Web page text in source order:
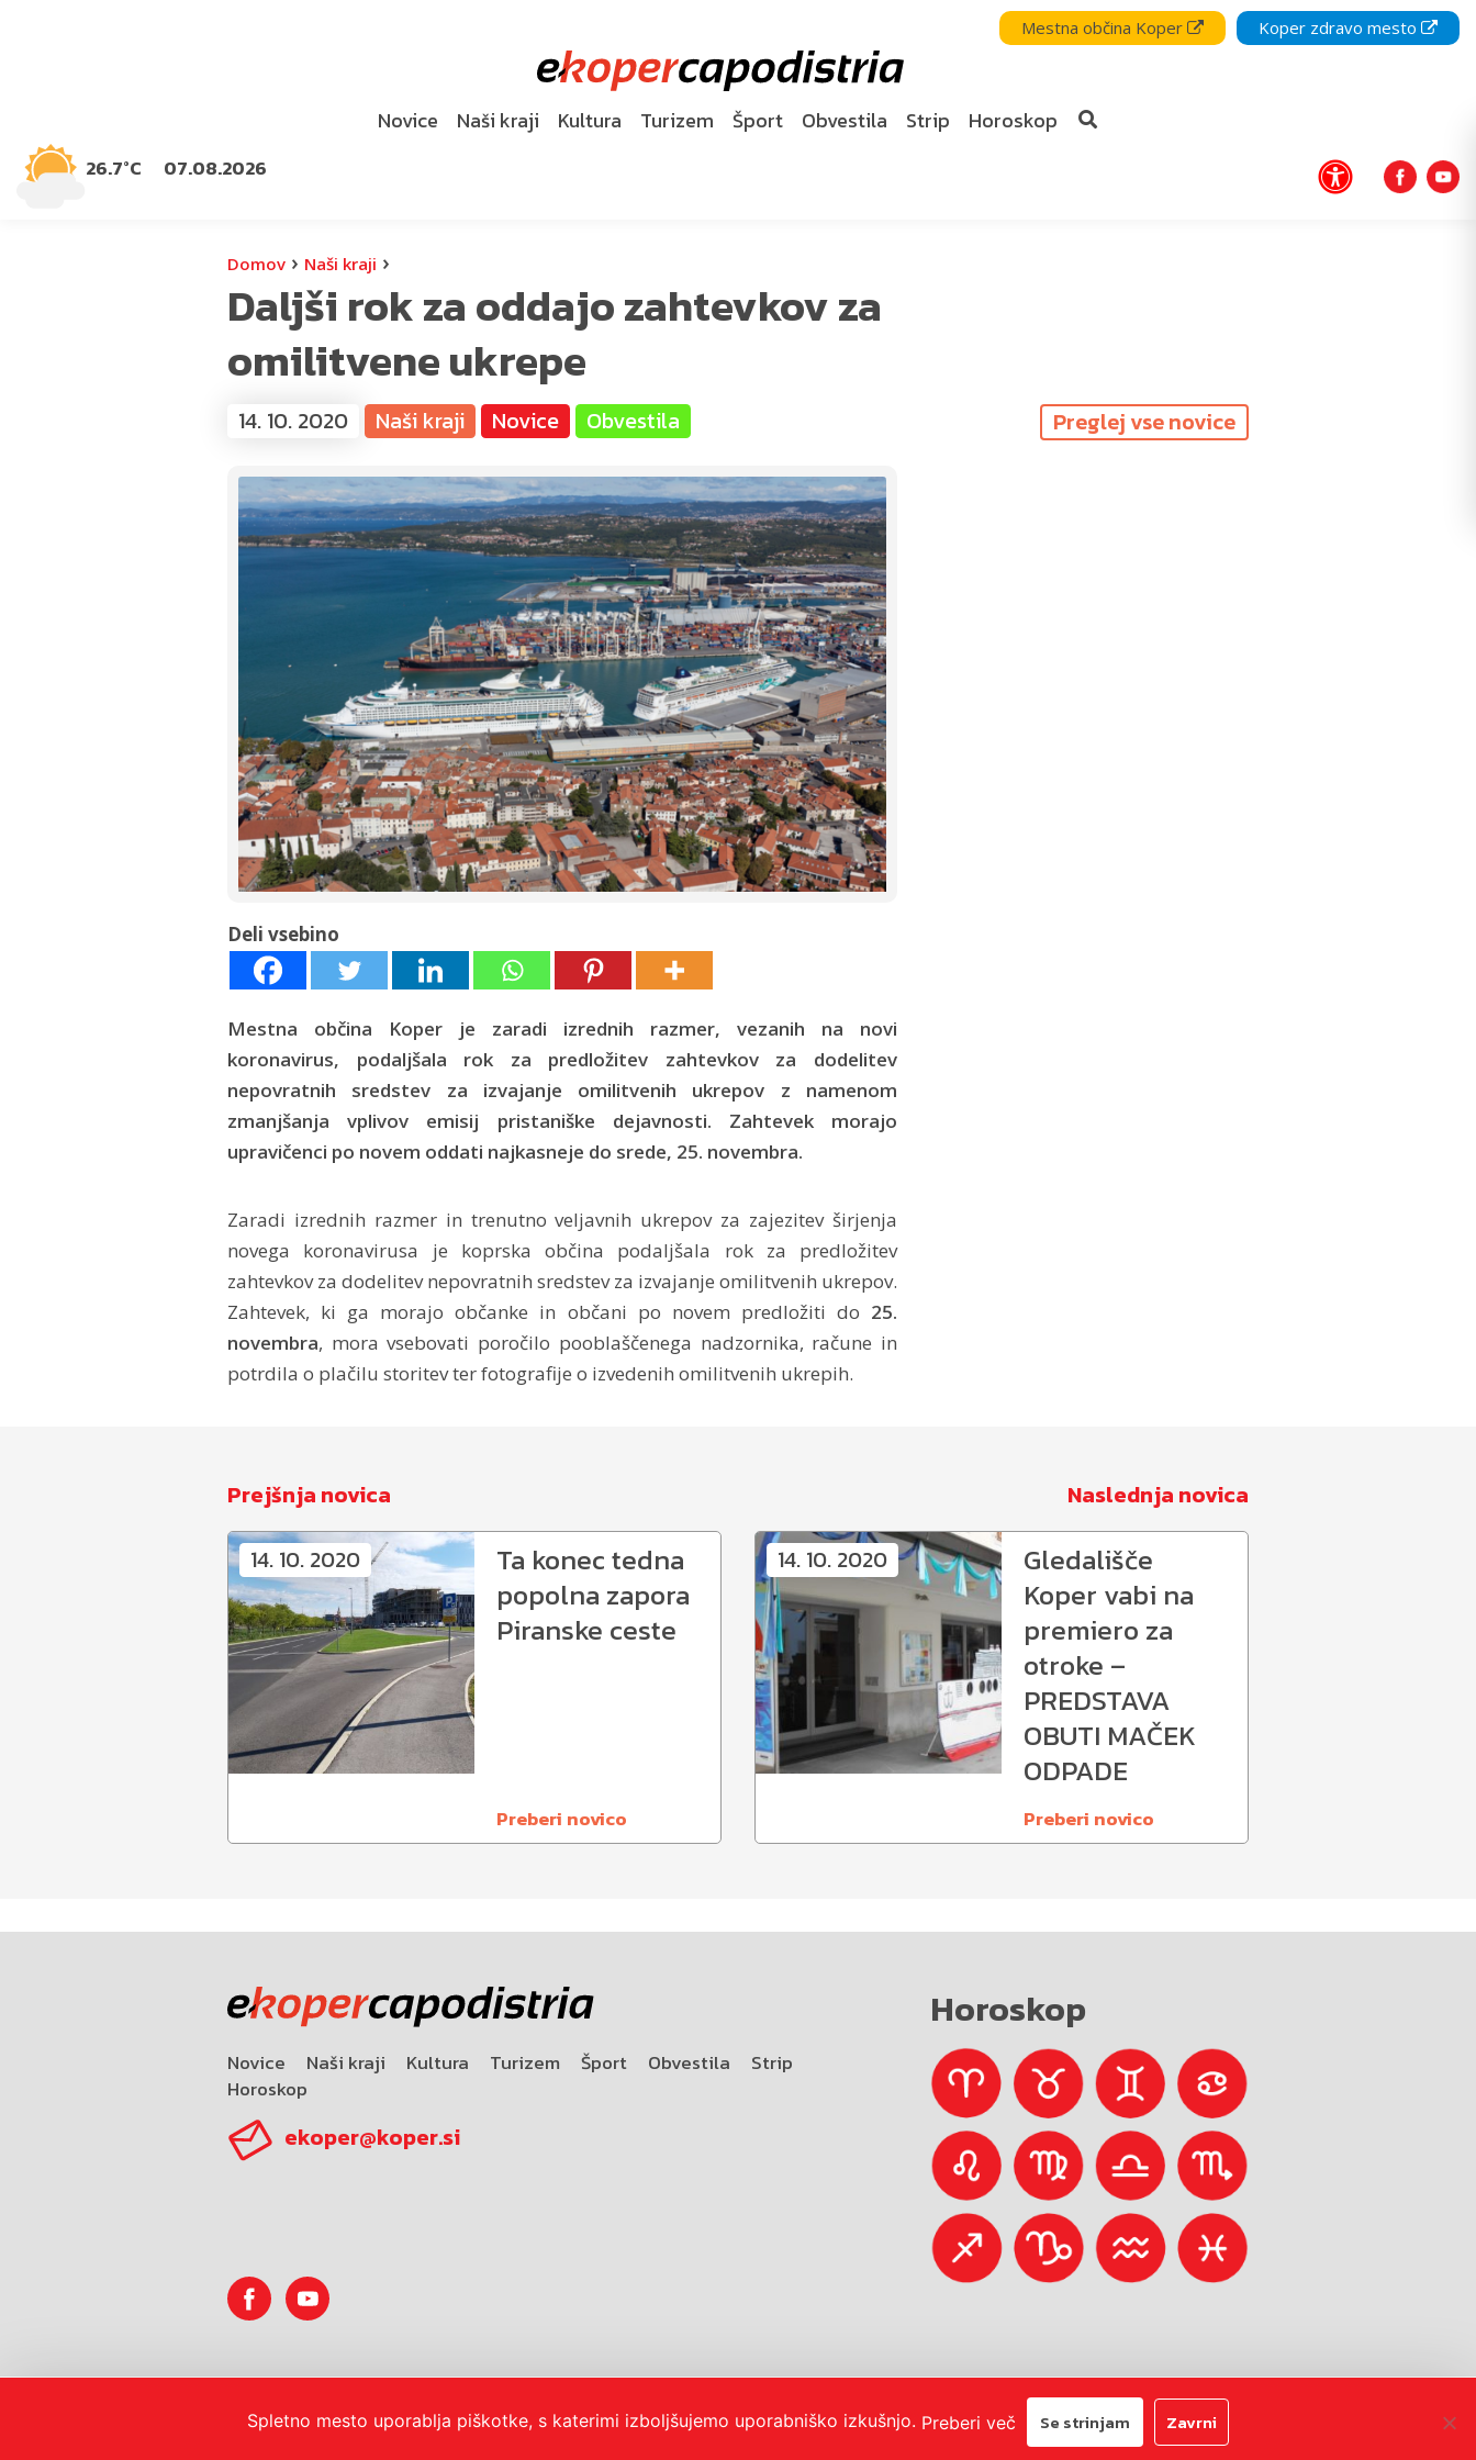
Mestna občina Koper Koper zdravo mesto
26.7°C 07.08.2026
Novice Naši kraji Kultura Turizem Šport Obvestila Strip Horoskop
Domov › Naši kraji ›
Daljši rok za oddajo zahtevkov za
omilitvene ukrepe
14. 10. 2020 Naši kraji Novice Obvestila Preglej vse novice
Deli vsebino
Mestna občina Koper je zaradi izrednih razmer, vezanih na novi
koronavirus, podaljšala rok za predložitev zahtevkov za dodelitev
nepovratnih sredstev za izvajanje omilitvenih ukrepov z namenom
zmanjšanja vplivov emisij pristaniške dejavnosti. Zahtevek morajo
upravičenci po novem oddati najkasneje do srede, 25. novembra.
Zaradi izrednih razmer in trenutno veljavnih ukrepov za zajezitev širjenja
novega koronavirusa je koprska občina podaljšala rok za predložitev
zahtevkov za dodelitev nepovratnih sredstev za izvajanje omilitvenih ukrepov.
Zahtevek, ki ga morajo občanke in občani po novem predložiti do 25.
novembra, mora vsebovati poročilo pooblaščenega nadzornika, račune in
potrdila o plačilu storitev ter fotografije o izvedenih omilitvenih ukrepih.
Prejšnja novica
Naslednja novica
14. 10. 2020
Ta konec tedna
popolna zapora
Piranske ceste
Preberi novico
14. 10. 2020
Gledališče
Koper vabi na
premiero za
otroke –
PREDSTAVA
OBUTI MAČEK
ODPADE
Preberi novico
Novice Naši kraji Kultura Turizem Šport Obvestila
Strip
Horoskop
ekoper@koper.si
Horoskop
© 2026
Mestna občina Koper
Pravno obvestilo in zasebnost
O portalu Oglaševanje Izjava o dostopnosti
Avtorji: Emigma
Spletno mesto uporablja piškotke, s katerimi izboljšujemo uporabniško izkušnjo. Preberi več Se strinjam Zavrni